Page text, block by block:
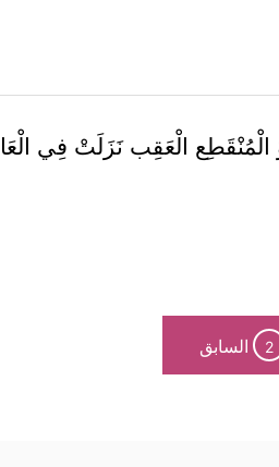
الْمُنْقَطِع الْعَقِب نَزَلَتْ فِي
2 السابق